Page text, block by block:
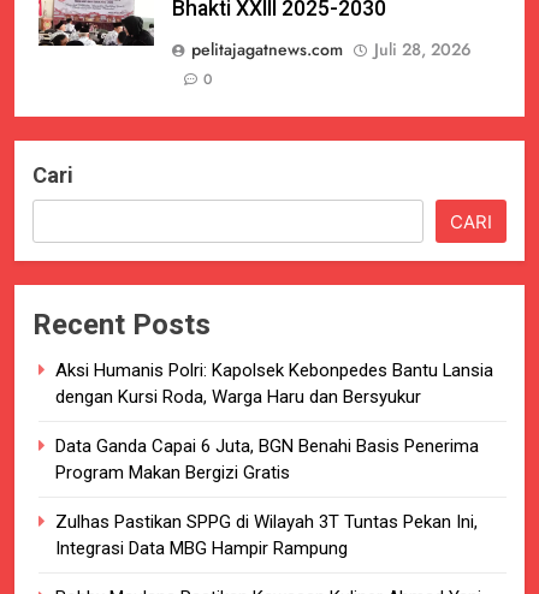
Bhakti XXIII 2025-2030
pelitajagatnews.com
Juli 28, 2026
0
Cari
CARI
Recent Posts
Aksi Humanis Polri: Kapolsek Kebonpedes Bantu Lansia
dengan Kursi Roda, Warga Haru dan Bersyukur
Data Ganda Capai 6 Juta, BGN Benahi Basis Penerima
Program Makan Bergizi Gratis
Zulhas Pastikan SPPG di Wilayah 3T Tuntas Pekan Ini,
Integrasi Data MBG Hampir Rampung